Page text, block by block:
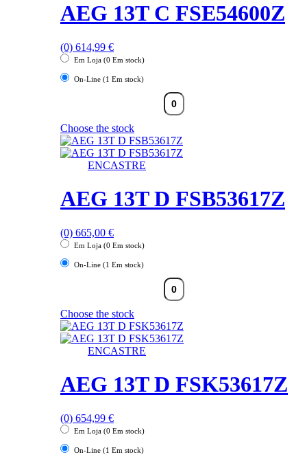
AEG 13T C FSE54600Z
(0) 614,99 €
Em Loja (0 Em stock)
On-Line (1 Em stock)
Choose the stock
ENCASTRE
AEG 13T D FSB53617Z
(0) 665,00 €
Em Loja (0 Em stock)
On-Line (1 Em stock)
Choose the stock
ENCASTRE
AEG 13T D FSK53617Z
(0) 654,99 €
Em Loja (0 Em stock)
On-Line (1 Em stock)